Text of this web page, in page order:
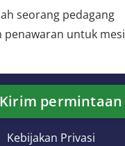
seorang pedagang
penawaran untuk
Kirim permintaan
Kebijakan Privasi